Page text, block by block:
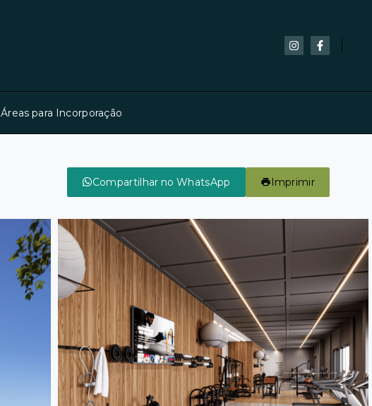
Áreas para Incorporação
Compartilhar no WhatsApp Imprimir